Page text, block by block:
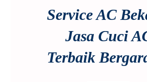
Service AC
Jasa Cuci
Terbaik